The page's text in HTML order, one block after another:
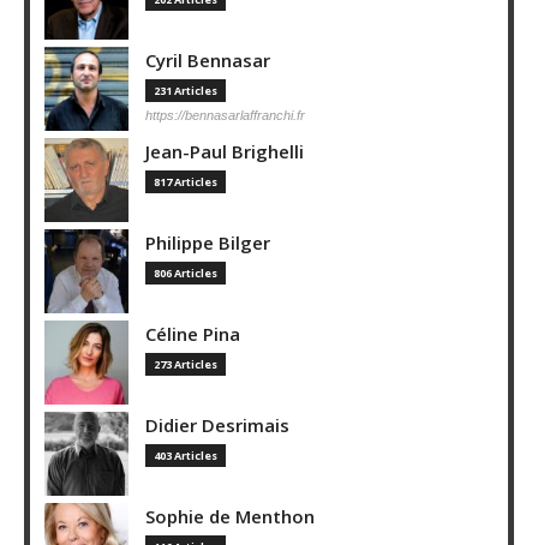
Cyril Bennasar
231 Articles
https://bennasarlaffranchi.fr
Jean-Paul Brighelli
817 Articles
Philippe Bilger
806 Articles
Céline Pina
273 Articles
Didier Desrimais
403 Articles
Sophie de Menthon